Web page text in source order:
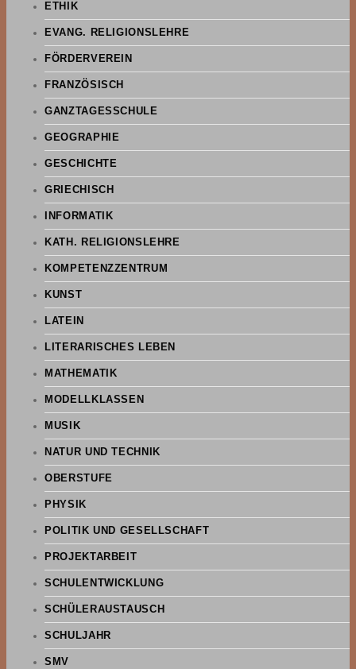
ETHIK
EVANG. RELIGIONSLEHRE
FÖRDERVEREIN
FRANZÖSISCH
GANZTAGESSCHULE
GEOGRAPHIE
GESCHICHTE
GRIECHISCH
INFORMATIK
KATH. RELIGIONSLEHRE
KOMPETENZZENTRUM
KUNST
LATEIN
LITERARISCHES LEBEN
MATHEMATIK
MODELLKLASSEN
MUSIK
NATUR UND TECHNIK
OBERSTUFE
PHYSIK
POLITIK UND GESELLSCHAFT
PROJEKTARBEIT
SCHULENTWICKLUNG
SCHÜLERAUSTAUSCH
SCHULJAHR
SMV